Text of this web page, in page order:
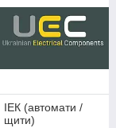
ІЕК (автомати /
щити)